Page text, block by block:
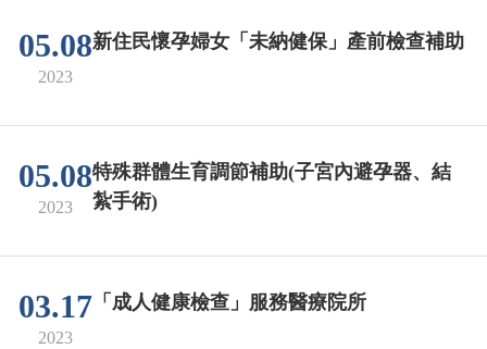
05.08
2023
新住民懷孕婦女「未納健保」產前檢查補助
05.08
2023
特殊群體生育調節補助(子宮內避孕器、結
紮手術)
03.17
2023
「成人健康檢查」服務醫療院所